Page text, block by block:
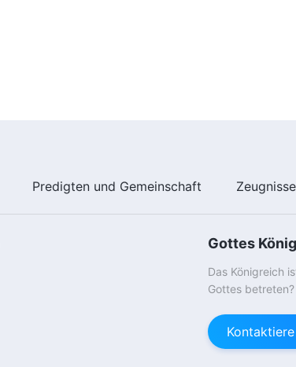
Predigten und Gemeinschaft Zeugnisse
Gottes
Das Königreich
Gottes betreten?